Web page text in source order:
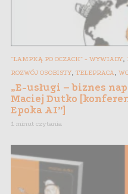
"LAMPKĄ PO OCZACH" - WYWIADY,
ROZWÓJ OSOBISTY, TELEPRACA
„E-usługi – biznes
Maciej Dutko
Epoka AI”]
1 minut czytania